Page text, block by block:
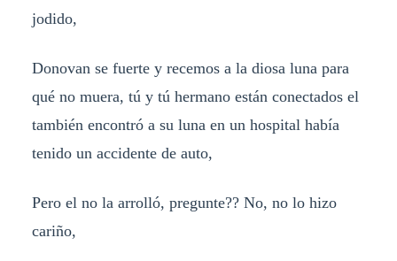
jodido,
Donovan se fuerte y recemos a la diosa luna para
qué no muera, tú y tú hermano están conectados el
también encontró a su luna en un hospital había
tenido un accidente de auto,
Pero el no la arrolló, pregunte?? No, no lo hizo
cariño,